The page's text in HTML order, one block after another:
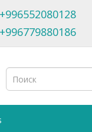
+996552080128
+996779880186